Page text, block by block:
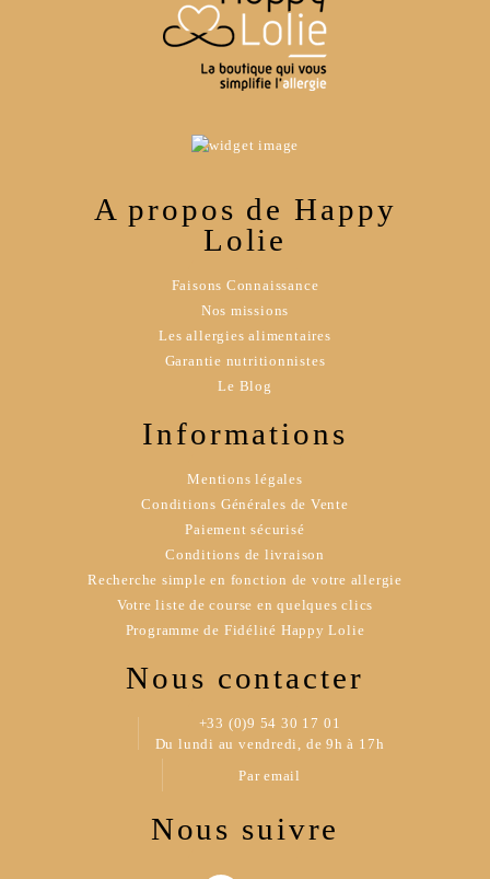
A propos de Happy
Lolie
Faisons Connaissance
Nos missions
Les allergies alimentaires
Garantie nutritionnistes
Le Blog
Informations
Mentions légales
Conditions Générales de Vente
Paiement sécurisé
Conditions de livraison
Recherche simple en fonction de votre allergie
Votre liste de course en quelques clics
Programme de Fidélité Happy Lolie
Nous contacter
+33 (0)9 54 30 17 01
Du lundi au vendredi, de 9h à 17h
Par email
Nous suivre